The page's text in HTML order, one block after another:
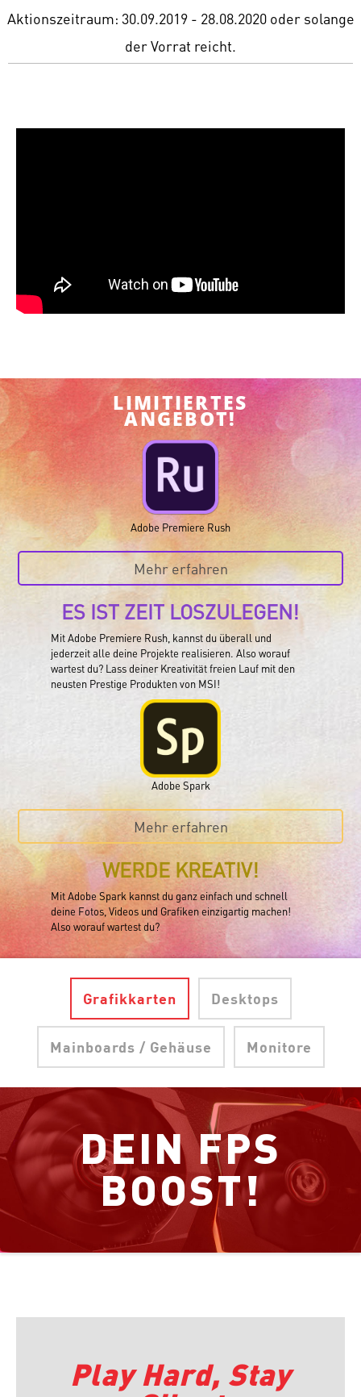
Aktionszeitraum: 30.09.2019 - 28.08.2020 oder solange
der Vorrat reicht.
LIMITIERTES
ANGEBOT!
Adobe Premiere Rush
Mehr erfahren
ES IST ZEIT LOSZULEGEN!
Mit Adobe Premiere Rush, kannst du überall und
jederzeit alle deine Projekte realisieren. Also worauf
wartest du? Lass deiner Kreativität freien Lauf mit den
neusten Prestige Produkten von MSI!
Adobe Spark
Mehr erfahren
WERDE KREATIV!
Mit Adobe Spark kannst du ganz einfach und schnell
deine Fotos, Videos und Grafiken einzigartig machen!
Also worauf wartest du?
Grafikkarten Desktops
Mainboards / Gehäuse Monitore
DEIN FPS
BOOST!
Play Hard, Stay